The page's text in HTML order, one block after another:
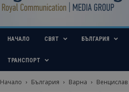
НАЧАЛО СВЯТ БЪЛГАРИЯ
ТРАНСПОРТ
Начало България Варна